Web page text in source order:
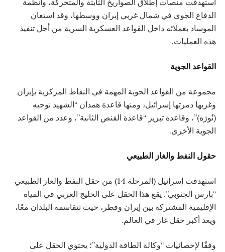
الدفاع الجوي في شمال غربي إيران ووسطها، وقد استعان
الموساد بعملائه داخل القواعد العسكرية السرية من أجل تنفيذ
هذه العمليات.
القواعد الجوية
مجموعة من القواعد الجوية المهمة في النقاط المركزية بإيران
وغربها دمرتها إسرائيل، ومنها قاعدة همدان “الشهيد نوجيه
(نُوژه)”، وقاعدة تبريز “قاعدة القنص الثانية”، وعدد من القواعد
الجوية الأخرى.
حقول النفط والغاز الطبيعي
استهدفت إسرائيل (المرحلة 14) من حقل النفط والغاز الطبيعي
“بارس الجنوبي”. يقع هذا الحقل على الخليج العربي في المياه
الإقليمية المشتركة بين إيران وقطر، حيث تتقاسمه البلدان معًا،
ويعد أكبر حقل غاز في العالم.
وفقًا لإحصائيات “وكالة الطاقة الدولية”؛ يحتوي الحقل على